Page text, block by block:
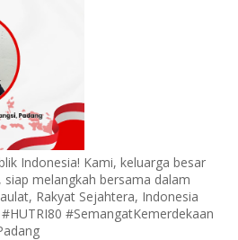
Indonesia! Kami, keluarga besar
siap melangkah bersama dalam
Rakyat Sejahtera, Indonesia
#SemangatKemerdekaan